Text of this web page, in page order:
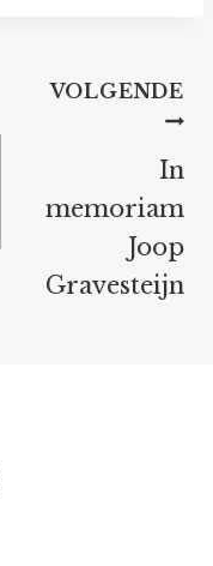
VOLGENDE
In
memoriam
Joop
Gravesteijn